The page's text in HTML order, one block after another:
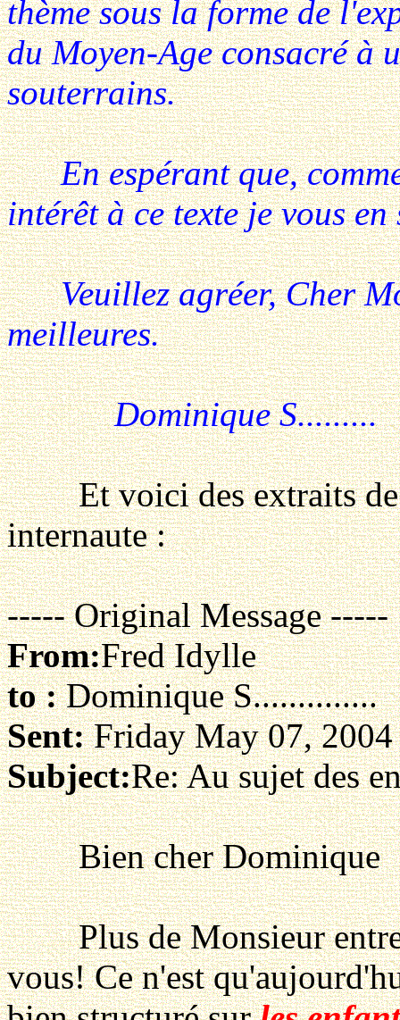
thème sous la forme de
du Moyen-Age consacré à
souterrains.
En espérant que, comme
intérêt à ce texte je vous
Veuillez agréer, Cher
meilleures.
Dominique S.........
Et voici des extraits de
internaute :
----- Original Message -----
From:Fred Idylle
to :Dominique S..............
Sent:Friday May 07, 2004
Subject:Re: Au sujet des
Bien cher Dominique
Plus de Monsieur
vous! Ce n'est